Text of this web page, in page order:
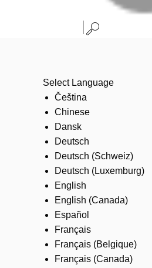
Select Language
Čeština
Chinese
Dansk
Deutsch
Deutsch (Schweiz)
Deutsch (Luxemburg)
English
English (Canada)
Español
Français
Français (Belgique)
Français (Canada)